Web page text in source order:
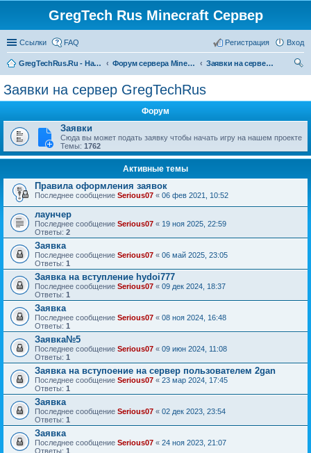
GregTech Rus Minecraft Сервер
Ссылки FAQ Вход
Регистрация
GregTechRus.Ru - На главную Форум сервера Minecraft Gregtech 1.7.10
Заявки на сервер GregTechRus
Заявки на сервер GregTechRus
Форум
Заявки
Сюда вы может подать заявку чтобы начать игру на нашем проекте
Темы: 1762
Активные темы
Правила оформления заявок
Последнее сообщение Serious07 « 06 фев 2021, 10:52
лаунчер
Последнее сообщение Serious07 « 19 ноя 2025, 22:59
Ответы: 2
Заявка
Последнее сообщение Serious07 « 06 май 2025, 23:05
Ответы: 1
Заявка на вступление hydoi777
Последнее сообщение Serious07 « 09 дек 2024, 18:37
Ответы: 1
Заявка
Последнее сообщение Serious07 « 08 ноя 2024, 16:48
Ответы: 1
Заявка№5
Последнее сообщение Serious07 « 09 июн 2024, 11:08
Ответы: 1
Заявка на вступоение на сервер пользователем 2gan
Последнее сообщение Serious07 « 23 мар 2024, 17:45
Ответы: 1
Заявка
Последнее сообщение Serious07 « 02 дек 2023, 23:54
Ответы: 1
Заявка
Последнее сообщение Serious07 « 24 ноя 2023, 21:07
Ответы: 1